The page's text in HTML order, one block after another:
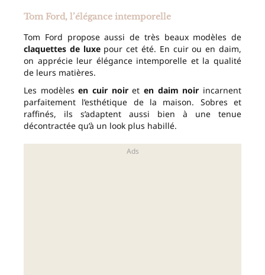
Tom Ford, l’élégance intemporelle
Tom Ford propose aussi de très beaux modèles de
claquettes de luxepour cet été. En cuir ou en daim,
on apprécie leur élégance intemporelle et la qualité
de leurs matières.
Les modèlesen cuir noireten daim noir incarnent
parfaitement l’esthétique de la maison. Sobres et
raffinés, ils s’adaptent aussi bien à une tenue
décontractée qu’à un look plus habillé.